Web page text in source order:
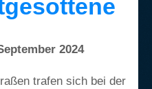
2024
trafen sich bei der